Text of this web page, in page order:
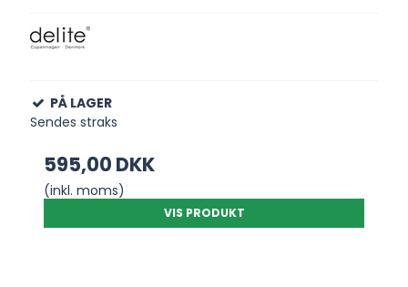
PÅ LAGER
Sendes straks
595,00 DKK
(inkl. moms)
VIS PRODUKT